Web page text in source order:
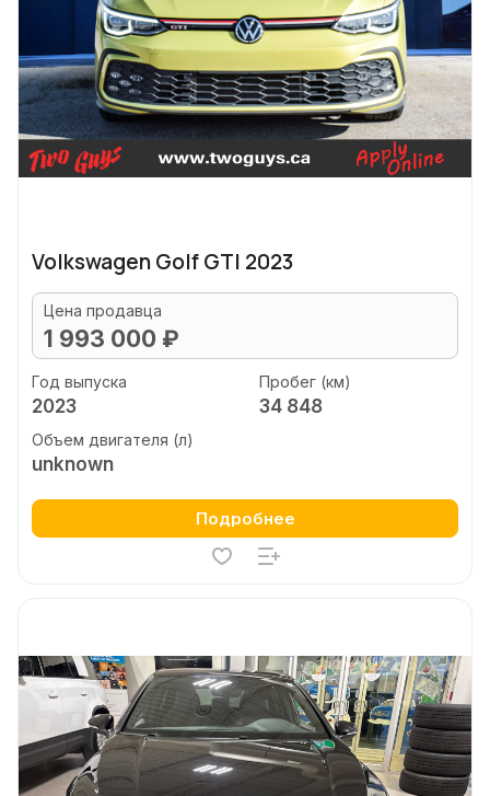
Volkswagen Golf GTI 2023
Цена продавца
1 993 000 ₽
Год выпуска
2023
Пробег (км)
34 848
Объем двигателя (л)
unknown
Подробнее